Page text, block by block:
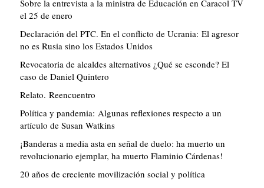
Sobre la entrevista a la ministra de Educación en Caracol TV
el 25 de enero
Declaración del PTC. En el conflicto de Ucrania: El agresor
no es Rusia sino los Estados Unidos
Revocatoria de alcaldes alternativos ¿Qué se esconde? El
caso de Daniel Quintero
Relato. Reencuentro
Política y pandemia: Algunas reflexiones respecto a un
artículo de Susan Watkins
¡Banderas a media asta en señal de duelo: ha muerto un
revolucionario ejemplar, ha muerto Flaminio Cárdenas!
20 años de creciente movilización social y política